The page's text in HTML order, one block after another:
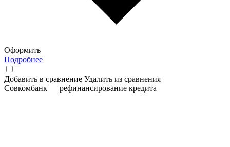
Оформить
Подробнее
Добавить в сравнение Удалить из сравнения
Совкомбанк — рефинансирование кредита